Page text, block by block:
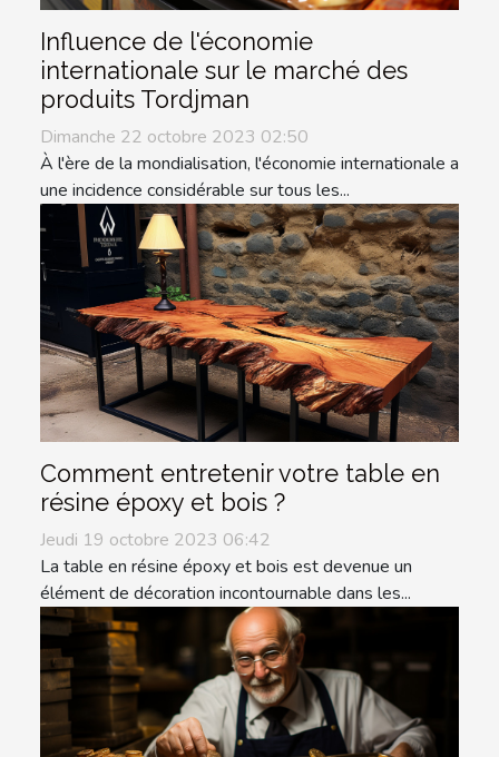
Influence de l'économie
internationale sur le marché des
produits Tordjman
Dimanche 22 octobre 2023 02:50
À l'ère de la mondialisation, l'économie internationale a
une incidence considérable sur tous les...
Comment entretenir votre table en
résine époxy et bois ?
Jeudi 19 octobre 2023 06:42
La table en résine époxy et bois est devenue un
élément de décoration incontournable dans les...